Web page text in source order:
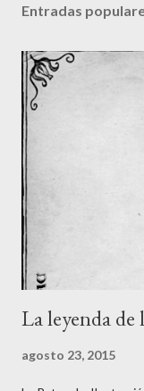
Entradas
La leyenda de
agosto 23, 2015